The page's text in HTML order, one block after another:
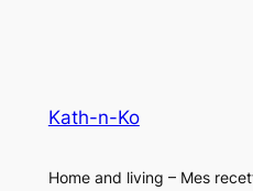
Kath-n-Ko
Home and living – Mes